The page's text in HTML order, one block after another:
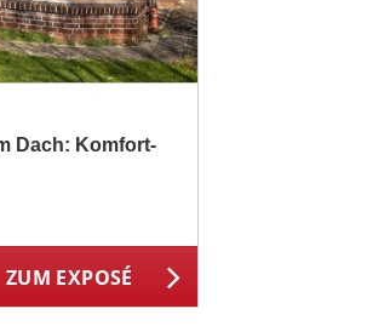
Dach: Komfort-
ZUM EXPOSÉ